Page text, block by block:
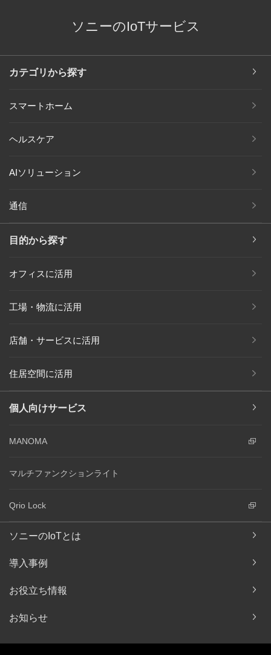
ソニーのIoTサービス
カテゴリから探す
スマートホーム
ヘルスケア
AIソリューション
通信
目的から探す
オフィスに活用
工場・物流に活用
店舗・サービスに活用
住居空間に活用
個人向けサービス
MANOMA
マルチファンクションライト
Qrio Lock
ソニーのIoTとは
導入事例
お役立ち情報
お知らせ